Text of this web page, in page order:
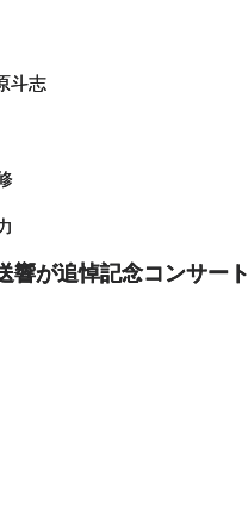
斗志
響が追悼記念コンサート